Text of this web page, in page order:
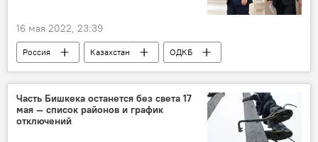
16 мая 2022, 23:39
Россия Казахстан
ОДКБ
Владимир Путин
Касым-Жомарт Токаев
встреча
Часть Бишкека останется без света 17
мая — список районов и график
отключений